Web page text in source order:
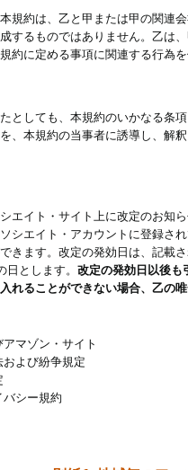
規約は、乙と甲または甲の関連
するものではありません。乙は
約に定める事項に関連する行為
としても、本規約のいかなる条
、本規約の当事者に誘導し、解
エイト・サイト上に改定のお知
シエイト・アカウントに登録さ
きます。改定の発効日は、記載
とします。 改定の発効日以後も
れることができない場合、乙の
マゾン・サイト
よび紛争規定
シー規約